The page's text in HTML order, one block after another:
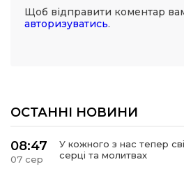
Щоб відправити коментар
авторизуватись.
ОСТАННІ НОВИНИ
08:47
07 сер
У кожного з нас тепер
серці та молитвах